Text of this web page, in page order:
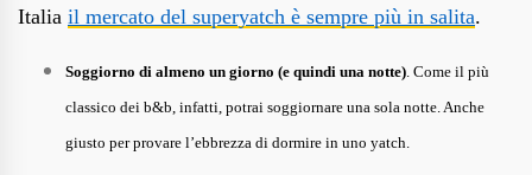
Italia il mercato del superyatch è sempre più in salita.
Soggiorno di almeno un giorno (e quindi una notte) . Come il più
classico dei b&b, infatti, potrai soggiornare una sola notte. Anche
giusto per provare l’ebbrezza di dormire in uno yatch.